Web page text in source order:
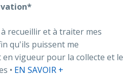
recueillir et à traiter mes
qu'ils puissent me
en vigueur pour la collecte et le
• EN SAVOIR +